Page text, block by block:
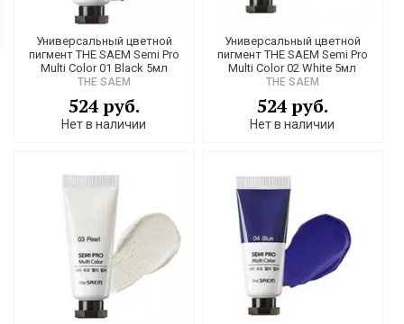
Универсальный цветной
пигмент THE SAEM Semi Pro
Multi Color 01 Black 5мл
THE SAEM
524 руб.
Нет в наличии
Универсальный цветной
пигмент THE SAEM Semi Pro
Multi Color 02 White 5мл
THE SAEM
524 руб.
Нет в наличии